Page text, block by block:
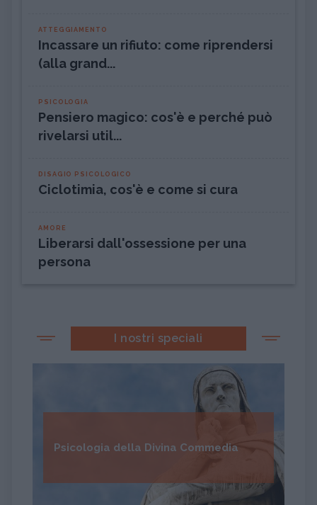
ATTEGGIAMENTO
Incassare un rifiuto: come riprendersi
(alla grand...
PSICOLOGIA
Pensiero magico: cos'è e perché può
rivelarsi util...
DISAGIO PSICOLOGICO
Ciclotimia, cos'è e come si cura
AMORE
Liberarsi dall'ossessione per una
persona
I nostri speciali
Psicologia della Divina Commedia